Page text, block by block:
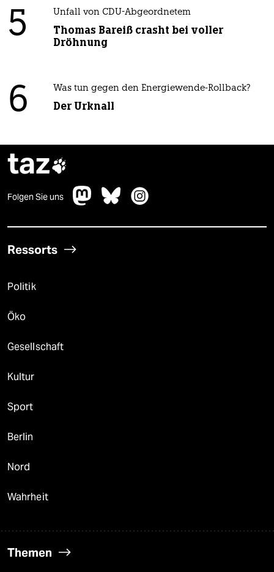
5 Unfall von CDU-Abgeordnetem
Thomas Bareiß crasht bei voller
Dröhnung
6 Was tun gegen den Energiewende-Rollback?
Der Urknall
taz
Folgen Sie uns
Ressorts
Politik
Öko
Gesellschaft
Kultur
Sport
Berlin
Nord
Wahrheit
Themen